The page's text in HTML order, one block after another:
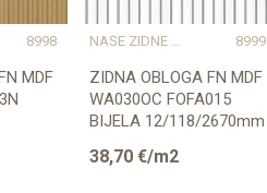
8998
MDF
NAŠE ZIDNE OBLOGE PROSTORU DAJU KARAKTER I TOPLINU 8999
ZIDNA OBLOGA FN MDF
WA030OC FOFA015
BIJELA 12/118/2670mm
38,70 €/m2